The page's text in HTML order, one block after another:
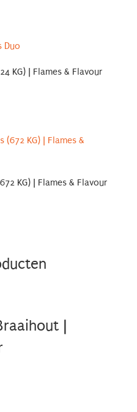
KG) | Flames & Flavour
KG) | Flames & Flavour
|